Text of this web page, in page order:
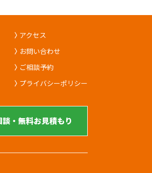
アクセス
お問い合わせ
ご相談予約
プライバシーポリシー
・無料お見積もり